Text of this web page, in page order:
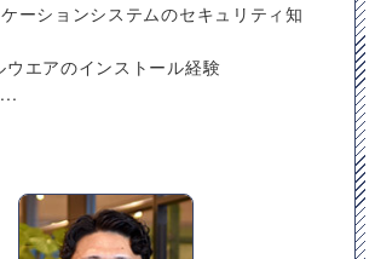
ーションシステムのセキュリティ知
ウエアのインストール経験